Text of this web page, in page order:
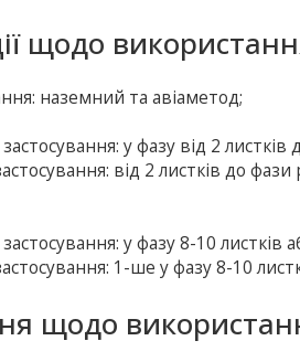
щодо
наземний та авіаметод;
у фазу від 2 листків
від 2 листків до фази
у фазу 8-10 листків
1-ше у фазу 8-10
щодо